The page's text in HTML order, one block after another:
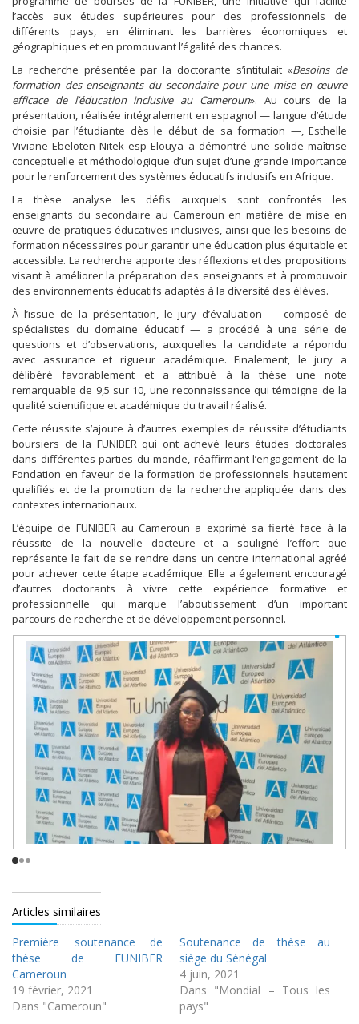
l’accès aux études supérieures pour des professionnels de
différents pays, en éliminant les barrières économiques et
géographiques et en promouvant l’égalité des chances.
La recherche présentée par la doctorante s’intitulait «Besoins de
formation des enseignants du secondaire pour une mise en œuvre
efficace de l’éducation inclusive au Cameroun». Au cours de la
présentation, réalisée intégralement en espagnol — langue d’étude
choisie par l’étudiante dès le début de sa formation —, Esthelle
Viviane Ebeloten Nitek esp Elouya a démontré une solide maîtrise
conceptuelle et méthodologique d’un sujet d’une grande importance
pour le renforcement des systèmes éducatifs inclusifs en Afrique.
La thèse analyse les défis auxquels sont confrontés les
enseignants du secondaire au Cameroun en matière de mise en
œuvre de pratiques éducatives inclusives, ainsi que les besoins de
formation nécessaires pour garantir une éducation plus équitable et
accessible. La recherche apporte des réflexions et des propositions
visant à améliorer la préparation des enseignants et à promouvoir
des environnements éducatifs adaptés à la diversité des élèves.
À l’issue de la présentation, le jury d’évaluation — composé de
spécialistes du domaine éducatif — a procédé à une série de
questions et d’observations, auxquelles la candidate a répondu
avec assurance et rigueur académique. Finalement, le jury a
délibéré favorablement et a attribué à la thèse une note
remarquable de 9,5 sur 10, une reconnaissance qui témoigne de la
qualité scientifique et académique du travail réalisé.
Cette réussite s’ajoute à d’autres exemples de réussite d’étudiants
boursiers de la FUNIBER qui ont achevé leurs études doctorales
dans différentes parties du monde, réaffirmant l’engagement de la
Fondation en faveur de la formation de professionnels hautement
qualifiés et de la promotion de la recherche appliquée dans des
contextes internationaux.
L’équipe de FUNIBER au Cameroun a exprimé sa fierté face à la
réussite de la nouvelle docteure et a souligné l’effort que
représente le fait de se rendre dans un centre international agréé
pour achever cette étape académique. Elle a également encouragé
d’autres doctorants à vivre cette expérience formative et
professionnelle qui marque l’aboutissement d’un important
parcours de recherche et de développement personnel.
Articles similaires
Première soutenance de
thèse de FUNIBER
Cameroun
19 février, 2021
Dans "Cameroun"
Soutenance de thèse au
siège du Sénégal
4 juin, 2021
Dans "Mondial – Tous les
pays"